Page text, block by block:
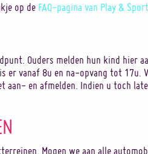
op de FAQ-pagina van Play & Sport
Ouders melden hun kind hier
er vanaf 8u en na-opvang tot 17u.
en afmelden. Indien u toch
Mogen we aan alle